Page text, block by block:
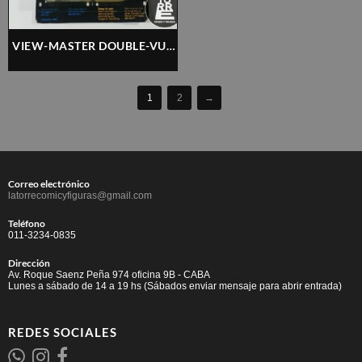
VIEW-MASTER DOUBLE-VUE
1 2 →
Correo electrónico
latorrecomicyfiguras@gmail.com
Teléfono
011-3234-0835
Dirección
Av. Roque Saenz Peña 974 oficina 9B - CABA
Lunes a sábado de 14 a 19 hs (Sábados enviar mensaje para abrir entrada)
REDES SOCIALES